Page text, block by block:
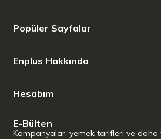
Popüler Sayfalar
Enplus Hakkında
Hesabım
E-Bülten
Kampanyalar, yemek tarifleri ve daha